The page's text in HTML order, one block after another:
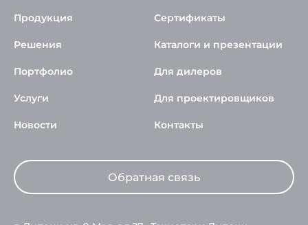
Продукция
Решения
Портфолио
Услуги
Новости
Сертификаты
Каталоги и презентации
Для дилеров
Для проектировщиков
Контакты
Обратная связь